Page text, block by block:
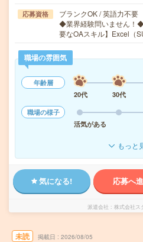
応募資格
ブランクOK / 英語力不要
◆業界経験問いません！
要なOAスキル】Excel（
職場の雰囲気
年齢層
20代
30代
職場の様子
活気がある
もっと
気になる! 応募へ
派遣会社 株式会社ス
未読 掲載日 2026/08/05